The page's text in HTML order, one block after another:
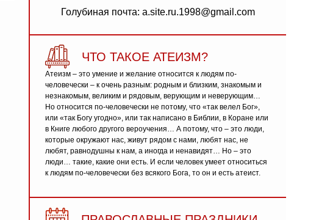
Голубиная почта: a.site.ru.1998@gmail.com
ЧТО ТАКОЕ АТЕИЗМ?
Атеизм – это умение и желание относится к людям по-
человечески – к очень разным: родным и близким, знакомым и
незнакомым, великим и рядовым, верующим и неверующим…
Но относится по-человечески не потому, что «так велел Бог»,
или «так Богу угодно», или так написано в Библии, в Коране или
в Книге любого другого вероучения… А потому, что – это люди,
которые окружают нас, живут рядом с нами, любят нас, не
любят, равнодушны к нам, а иногда и ненавидят… Но – это
люди… такие, какие они есть. И если человек умеет относиться
к людям по-человечески без всякого Бога, то он и есть атеист.